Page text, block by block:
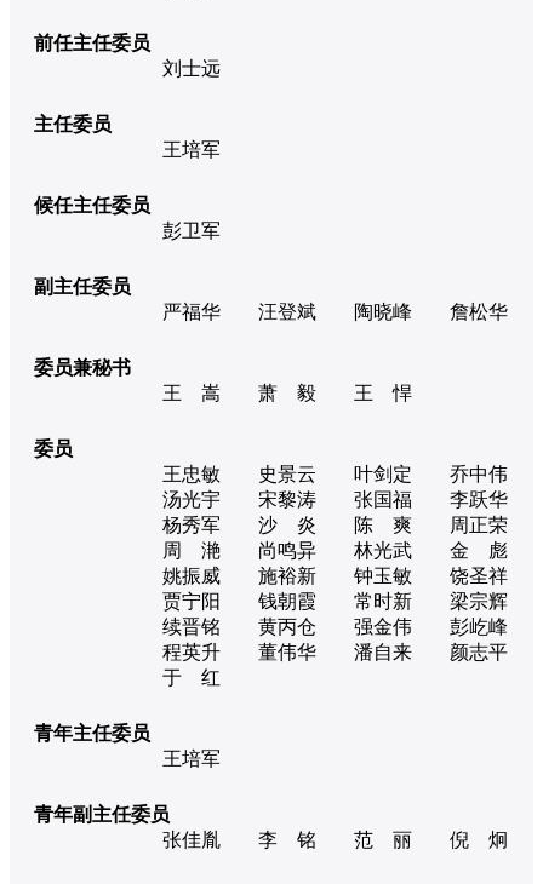
前任主任委员
刘士远
主任委员
王培军
候任主任委员
彭卫军
副主任委员
严福华
汪登斌 陶晓峰 詹松华
委员兼秘书
王 嵩
萧 毅 王 悍
委员
王忠敏
史景云 叶剑定
乔中伟
汤光宇
宋黎涛 张国福
李跃华
杨秀军
沙 炎 陈 爽
周正荣
周 滟
尚鸣异 林光武
金 彪
姚振威
施裕新 钟玉敏
饶圣祥
贾宁阳
钱朝霞 常时新
梁宗辉
续晋铭
黄丙仓 强金伟
彭屹峰
程英升
董伟华 潘自来
颜志平
于 红
青年主任委员
王培军
青年副主任委员
张佳胤
李 铭 范 丽 倪 炯